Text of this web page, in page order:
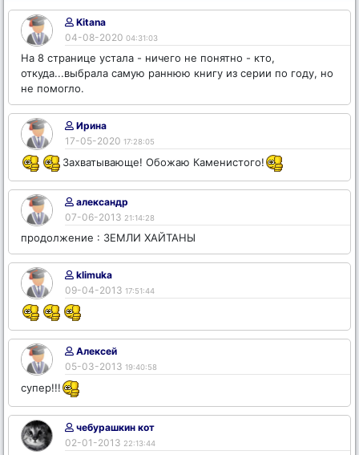
Kitana
04-08-2020 04:31:03
На 8 странице устала - ничего не понятно - кто,
откуда...выбрала самую раннюю книгу из серии по году, но
не помогло.
Ирина
17-05-2020 17:28:05
Захватывающе! Обожаю Каменистого!
александр
07-06-2013 21:14:28
продолжение : ЗЕМЛИ ХАЙТАНЫ
klimuka
09-04-2013 17:51:44
Алексей
05-03-2013 19:40:58
супер!!!
чебурашкин кот
02-01-2013 22:13:44